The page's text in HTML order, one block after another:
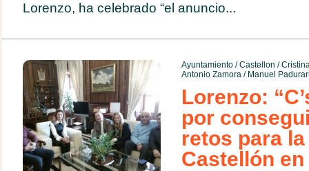
Lorenzo, ha celebrado “el anuncio...
Ayuntamiento/Castellon /
Antonio Zamora/ Manuel
Lorenzo:
por
retos para
Castellón